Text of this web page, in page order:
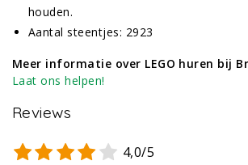
houden.
Aantal steentjes: 2923
Meer informatie over LEGO huren bij
Laat ons helpen!
Reviews
4,0/5